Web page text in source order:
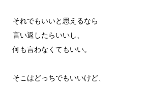
それでもいいと思えるなら
言い返したらいいし、
何も言わなくてもいい。
そこはどっちでもいいけど、